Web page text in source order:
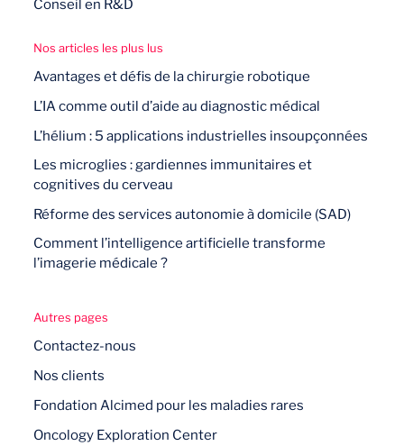
Conseil en R&D
Nos articles les plus lus
Avantages et défis de la chirurgie robotique
L’IA comme outil d’aide au diagnostic médical
L’hélium : 5 applications industrielles insoupçonnées
Les microglies : gardiennes immunitaires et
cognitives du cerveau
Réforme des services autonomie à domicile (SAD)
Comment l’intelligence artificielle transforme
l’imagerie médicale ?
Autres pages
Contactez-nous
Nos clients
Fondation Alcimed pour les maladies rares
Oncology Exploration Center